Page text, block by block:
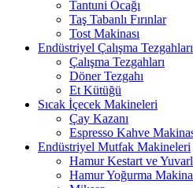
Tantuni Ocağı
Taş Tabanlı Fırınlar
Tost Makinası
Endüstriyel Çalışma Tezgahları
Çalışma Tezgahları
Döner Tezgahı
Et Kütüğü
Sıcak İçecek Makineleri
Çay Kazanı
Espresso Kahve
Endüstriyel Mutfak Makineleri
Hamur Kestart ve
Hamur Yoğurma